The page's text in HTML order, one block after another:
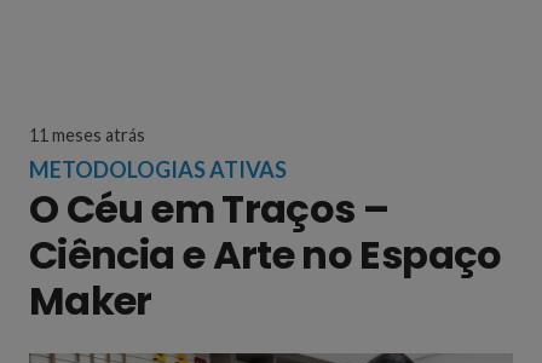
11 meses atrás
METODOLOGIAS ATIVAS
O Céu em Traços –
Ciência e Arte no Espaço
Maker